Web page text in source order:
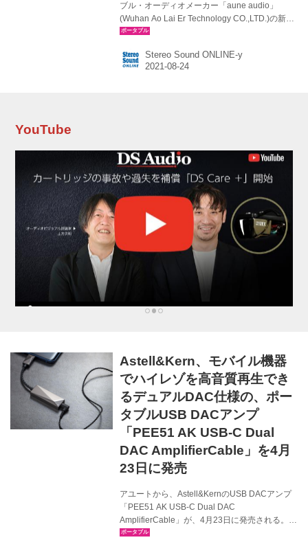
ブル・オーディオメーカー「aune audio」
(Wuhan Ao Lai Er Technology CO.,LTD.)の新製
品となる、DACアンプ「X8」が、8月28日に発
辺145mmというコンパクトな筐体が特徴の、デ
スクトップ・オーディオ向けのDACアンプ。内
Stereo Sound ONLINE-y
YouTube
Astell&Kern、モバイル機器
でハイレゾを高音質再生でき
るデュアルDAC仕様の、ポー
タブルUSB DACアンプ
「PEE51 AK USB-C Dual
DAC AmplifierCable」を4月
23日に発売
アユートから、Astell&KernのUSB DACアンプ
「PEE51 AK USB-C Dual DAC
AmplifierCable」が、4月23日に発売される。価
格は￥14,980（税込）。 PEE51 AK USB-C